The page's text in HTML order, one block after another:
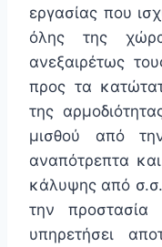
εργασίας που
όλης της
ανεξαιρέτως
προς τα
της
μισθού από
αναπότρεπτα
κάλυψης από
την
υπηρετήσει